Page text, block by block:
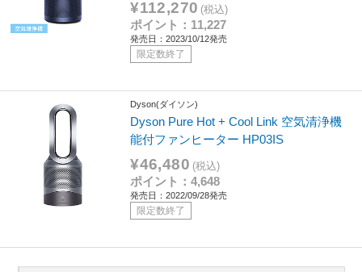
¥112,270 (税込)
ポイント：11,227
発売日：2023/10/12発売
限定数終了
Dyson(ダイソン)
Dyson Pure Hot + Cool Link 空気清浄機
能付ファンヒーター HP03IS
¥46,480 (税込)
ポイント：4,648
発売日：2022/09/28発売
限定数終了